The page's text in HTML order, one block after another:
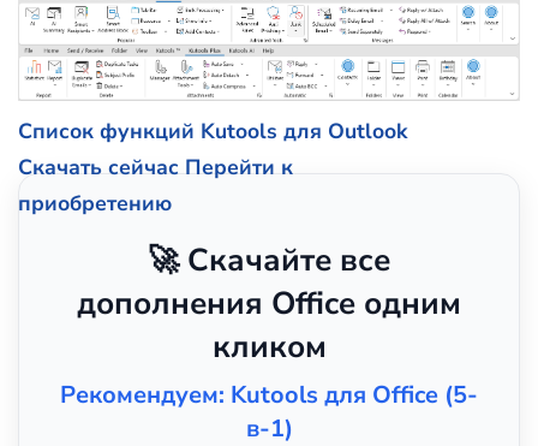
Список функций Kutools для Outlook
Скачать сейчас Перейти к
приобретению
🚀 Скачайте все
дополнения Office одним
кликом
Рекомендуем: Kutools для Office (5-
в-1)